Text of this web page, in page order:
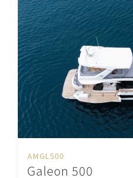
AMGL500
Galeon 500